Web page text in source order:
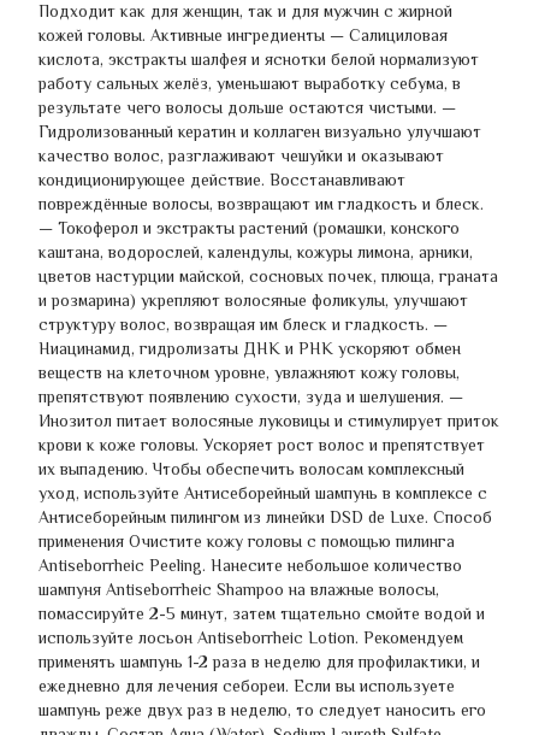
Подходит как для женщин, так и для мужчин с жирной
кожей головы. Активные ингредиенты — Салициловая
кислота, экстракты шалфея и яснотки белой нормализуют
работу сальных желёз, уменьшают выработку себума, в
результате чего волосы дольше остаются чистыми. —
Гидролизованный кератин и коллаген визуально улучшают
качество волос, разглаживают чешуйки и оказывают
кондиционирующее действие. Восстанавливают
повреждённые волосы, возвращают им гладкость и блеск.
— Токоферол и экстракты растений (ромашки, конского
каштана, водорослей, календулы, кожуры лимона, арники,
цветов настурции майской, сосновых почек, плюща, граната
и розмарина) укрепляют волосяные фоликулы, улучшают
структуру волос, возвращая им блеск и гладкость. —
Ниацинамид, гидролизаты ДНК и РНК ускоряют обмен
веществ на клеточном уровне, увлажняют кожу головы,
препятствуют появлению сухости, зуда и шелушения. —
Инозитол питает волосяные луковицы и стимулирует приток
крови к коже головы. Ускоряет рост волос и препятствует
их выпадению. Чтобы обеспечить волосам комплексный
уход, используйте Антисеборейный шампунь в комплексе с
Антисеборейным пилингом из линейки DSD de Luxe. Способ
применения Очистите кожу головы с помощью пилинга
Antiseborrheic Peeling. Нанесите небольшое количество
шампуня Antiseborrheic Shampoo на влажные волосы,
помассируйте 2-5 минут, затем тщательно смойте водой и
используйте лосьон Antiseborrheic Lotion. Рекомендуем
применять шампунь 1-2 раза в неделю для профилактики, и
ежедневно для лечения себореи. Если вы используете
шампунь реже двух раз в неделю, то следует наносить его